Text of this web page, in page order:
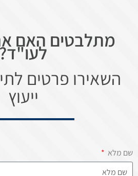
מתלבטים האם
השאירו פרטים
ייעוץ
שם מלא